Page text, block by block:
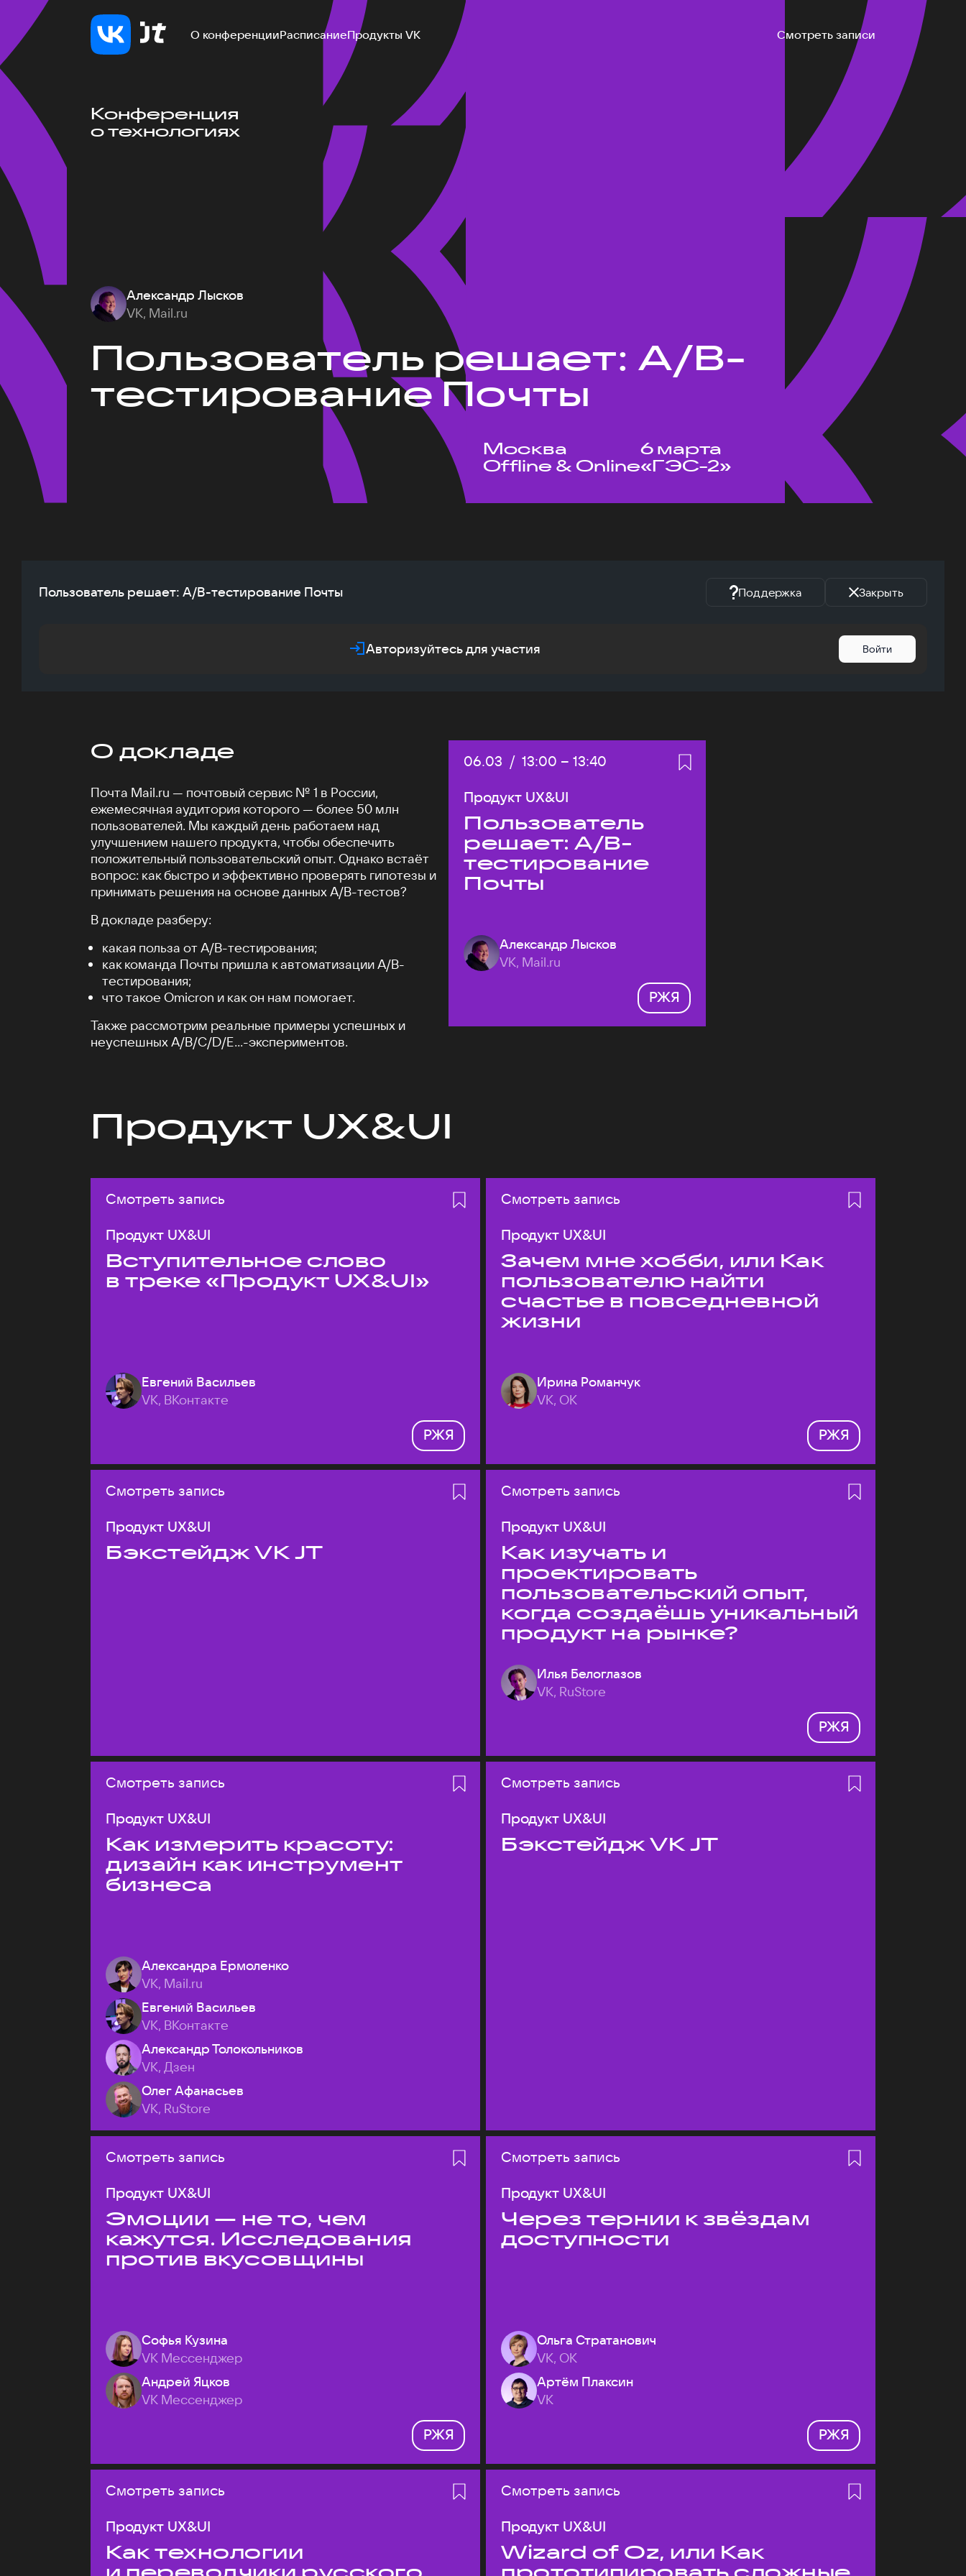
О конференцииРасписаниеПродукты VK Смотреть записи
Конференция
о технологиях
Александр Лысков
VK, Mail.ru
Пользователь решает: A/B-
тестирование Почты
Москва
Offline & Online
6 марта
«ГЭС-2»
Пользователь решает: A/B-тестирование Почты Поддержка Закрыть
Авторизуйтесь для участия Войти
О докладе
Почта Mail.ru — почтовый сервис № 1 в России,
ежемесячная аудитория которого — более 50 млн
пользователей. Мы каждый день работаем над
улучшением нашего продукта, чтобы обеспечить
положительный пользовательский опыт. Однако встаёт
вопрос: как быстро и эффективно проверять гипотезы и
принимать решения на основе данных A/B-тестов?
В докладе разберу:
какая польза от А/B-тестирования;
как команда Почты пришла к автоматизации A/B-
тестирования;
что такое Omicron и как он нам помогает.
Также рассмотрим реальные примеры успешных и
неуспешных A/B/C/D/E...-экспериментов.
Дата:
06.03 / Начало:
13:00 – Конец:
13:40
Продукт UX&UI
Пользователь
решает: A/B-
тестирование
Почты
Александр Лысков
VK, Mail.ru
РЖЯ
Продукт UX&UI
Смотреть запись
Продукт UX&UI
Вступительное слово
в треке «Продукт UX&UI»
Евгений Васильев
VK, ВКонтакте
РЖЯ
Смотреть запись
Продукт UX&UI
Зачем мне хобби, или Как
пользователю найти
счастье в повседневной
жизни
Ирина Романчук
VK, ОК
РЖЯ
Смотреть запись
Продукт UX&UI
Бэкстейдж VK JT
Смотреть запись
Продукт UX&UI
Как изучать и
проектировать
пользовательский опыт,
когда создаёшь уникальный
продукт на рынке?
Илья Белоглазов
VK, RuStore
РЖЯ
Смотреть запись
Продукт UX&UI
Как измерить красоту:
дизайн как инструмент
бизнеса
Александра Ермоленко
VK, Mail.ru
Евгений Васильев
VK, ВКонтакте
Александр Толокольников
VK, Дзен
Олег Афанасьев
VK, RuStore
Смотреть запись
Продукт UX&UI
Бэкстейдж VK JT
Смотреть запись
Продукт UX&UI
Эмоции — не то, чем
кажутся. Исследования
против вкусовщины
Софья Кузина
VK Мессенджер
Андрей Яцков
VK Мессенджер
РЖЯ
Смотреть запись
Продукт UX&UI
Через тернии к звёздам
доступности
Ольга Стратанович
VK, ОК
Артём Плаксин
VK
РЖЯ
Смотреть запись
Продукт UX&UI
Как технологии
Смотреть запись
Продукт UX&UI
Wizard of Oz, или Как